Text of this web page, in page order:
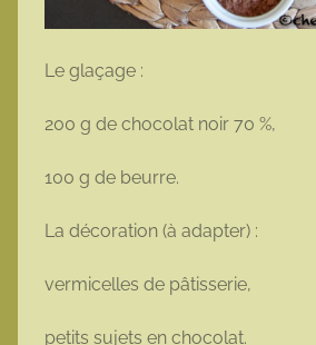
Le glaçage :
200 g de chocolat noir 70 %,
100 g de beurre.
La décoration (à adapter) :
vermicelles de pâtisserie,
petits sujets en chocolat.